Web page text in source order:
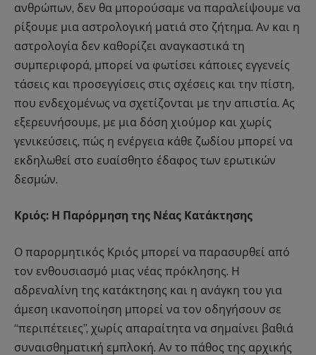
ανθρώπων, δεν θα μπορούσαμε να παραλείψουμε να
ρίξουμε μια αστρολογική ματιά στο ζήτημα. Αν και η
αστρολογία δεν καθορίζει αναγκαστικά τη
συμπεριφορά, μπορεί να φωτίσει κάποιες εγγενείς
τάσεις και προσεγγίσεις στις σχέσεις και την πίστη,
που ενδεχομένως να σχετίζονται με την απιστία. Ας
εξερευνήσουμε, με μια δόση χιούμορ και χωρίς
γενικεύσεις, πώς η ενέργεια κάθε ζωδίου μπορεί να
εκδηλωθεί στο ευαίσθητο έδαφος των ερωτικών
δεσμών.
Κριός: Η Παρόρμηση της Νέας Κατάκτησης
Ο παρορμητικός Κριός μπορεί να παρασυρθεί από
τον ενθουσιασμό μιας νέας πρόκλησης. Η
αδρεναλίνη της κατάκτησης και η ανάγκη του για
άμεση ικανοποίηση μπορεί να τον οδηγήσουν σε
“περιπέτειες”, χωρίς απαραίτητα να σημαίνει βαθιά
συναισθηματική εμπλοκή. Αν το πάθος της αρχικής